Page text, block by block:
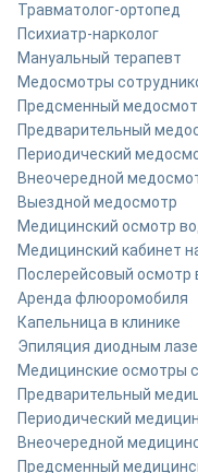
Травматолог-ортопед
Психиатр-нарколог
Мануальный терапевт
Медосмотры
Предсменный
Предварительный
Периодический
Внеочередной
Выездной медосмотр
Медицинский осмотр
Медицинский кабинет
Послерейсовый осмотр
Аренда флюоромобиля
Капельница в клинике
Эпиляция диодным
Медицинские осмотры
Предварительный
Периодический
Внеочередной
Предсменный